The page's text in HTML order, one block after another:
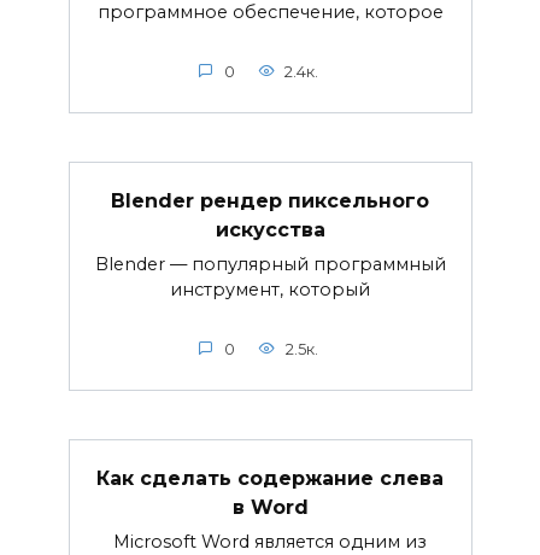
программное обеспечение, которое
0 2.4к.
Blender рендер пиксельного
искусства
Blender — популярный программный
инструмент, который
0 2.5к.
Как сделать содержание слева
в Word
Microsoft Word является одним из